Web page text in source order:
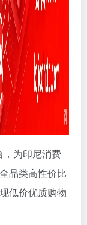
，为印尼消费
品类高性价比
低价优质购物